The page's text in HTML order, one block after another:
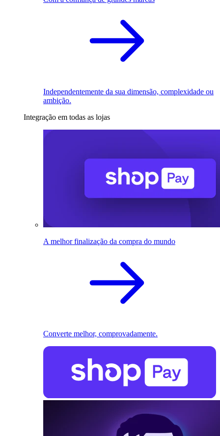
Independentemente da sua dimensão, complexidade ou
ambição.
Integração em todas as lojas
A melhor finalização da compra do mundo
Converte melhor, comprovadamente.